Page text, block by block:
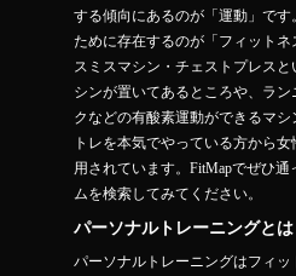
する傾向にあるのが「運動」で
ために存在するのが「フィットネ
スミスマシン・チェストプレス
シンが置いてあるところや、ラ
クなどの有酸素運動ができるマ
トレを本気でやっている方から
用されています。FitMapでぜひ
ムを検索してみてください。
パーソナルトレーニングとは
パーソナルトレーニングはフィ